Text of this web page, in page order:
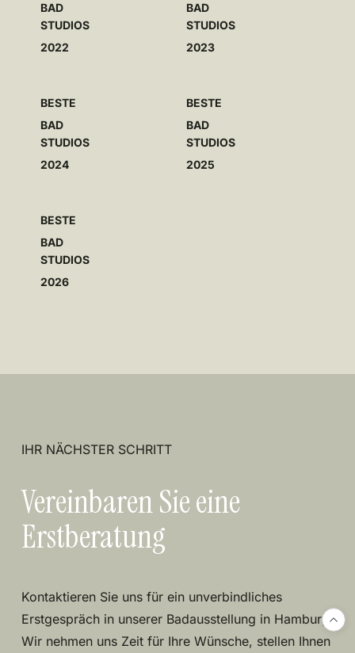
BAD
STUDIOS
2022
BAD
STUDIOS
2023
BESTE
BAD
STUDIOS
2024
BESTE
BAD
STUDIOS
2025
BESTE
BAD
STUDIOS
2026
IHR NÄCHSTER SCHRITT
Vereinbaren Sie eine
Erstberatung
Kontaktieren Sie uns für ein unverbindliches
Erstgespräch in unserer Badausstellung in Hamburg.
Wir nehmen uns Zeit für Ihre Wünsche, stellen Ihnen